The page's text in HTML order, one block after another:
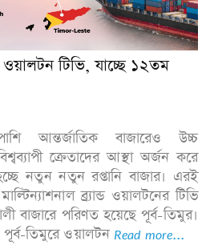
ওয়ালটন টিভি, যাচ্ছে ১২তম
আন্তর্জাতিক বাজারেও উচ্চ
ক্রেতাদের আস্থা অর্জন করে
নতুন নতুন রপ্তানি বাজার। এরই
ব্র্যান্ড ওয়ালটনের টিভি
বাজারে পরিণত হয়েছে পূর্ব-তিমুর।
তিমুরে ওয়ালটন Read more...